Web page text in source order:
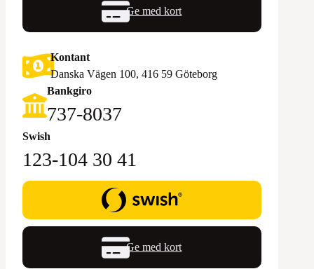
Ge med kort
Kontant
Danska Vägen 100, 416 59 Göteborg
Bankgiro
‪737-8037‬
Swish
123-104 30 41
Ge med kort